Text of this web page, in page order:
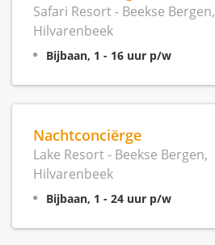
Safari Resort - Beekse Bergen,
Hilvarenbeek
Bijbaan, 1 - 16 uur p/w
Nachtconciërge
Lake Resort - Beekse Bergen,
Hilvarenbeek
Bijbaan, 1 - 24 uur p/w